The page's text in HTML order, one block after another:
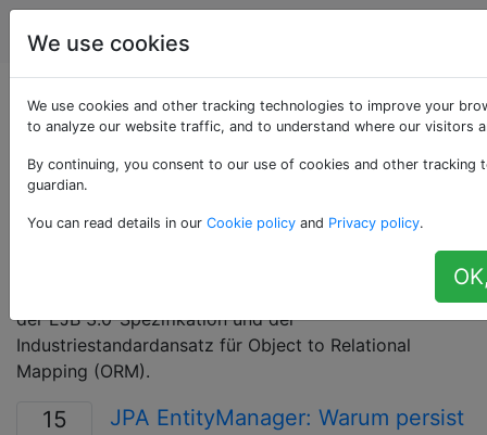
Programmierung
Als «jpa» getaggte
Fragen
Die Java Persistence API (JPA) ist eine Java-
die Verwaltung von Daten zwischen Java-Objekten / -
der EJB 3.0-Spezifikation und der
Industriestandardansatz für Object to Relational
Mapping (ORM).
15
JPA EntityManager: Warum persist
We use cookies
We use cookies and other tracking technologies to improve your
to analyze our website traffic, and to understand where our visitors
By continuing, you consent to our use of cookies and other
guardian.
You can read details in our Cookie policy and Privacy policy.